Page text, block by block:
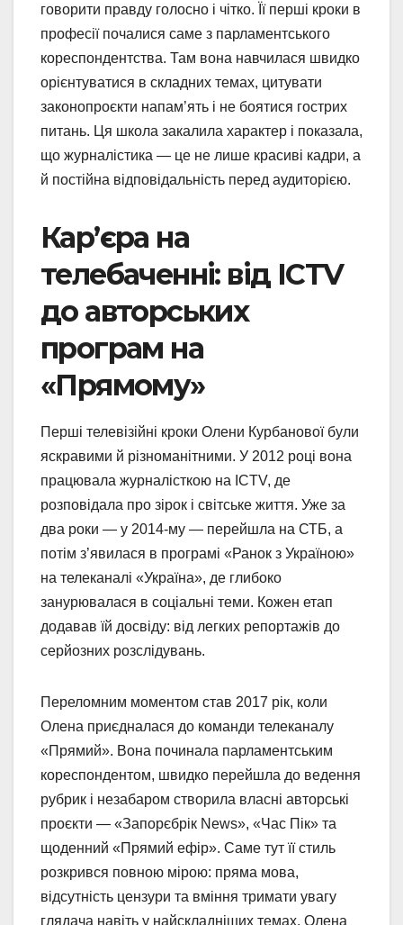
говорити правду голосно і чітко. Її перші кроки в
професії почалися саме з парламентського
кореспондентства. Там вона навчилася швидко
орієнтуватися в складних темах, цитувати
законопроєкти напам’ять і не боятися гострих
питань. Ця школа закалила характер і показала,
що журналістика — це не лише красиві кадри, а
й постійна відповідальність перед аудиторією.
Кар’єра на
телебаченні: від ICTV
до авторських
програм на
«Прямому»
Перші телевізійні кроки Олени Курбанової були
яскравими й різноманітними. У 2012 році вона
працювала журналісткою на ICTV, де
розповідала про зірок і світське життя. Уже за
два роки — у 2014-му — перейшла на СТБ, а
потім з’явилася в програмі «Ранок з Україною»
на телеканалі «Україна», де глибоко
занурювалася в соціальні теми. Кожен етап
додавав їй досвіду: від легких репортажів до
серйозних розслідувань.
Переломним моментом став 2017 рік, коли
Олена приєдналася до команди телеканалу
«Прямий». Вона починала парламентським
кореспондентом, швидко перейшла до ведення
рубрик і незабаром створила власні авторські
проєкти — «Запорєбрік News», «Час Пік» та
щоденний «Прямий ефір». Саме тут її стиль
розкрився повною мірою: пряма мова,
відсутність цензури та вміння тримати увагу
глядача навіть у найскладніших темах. Олена